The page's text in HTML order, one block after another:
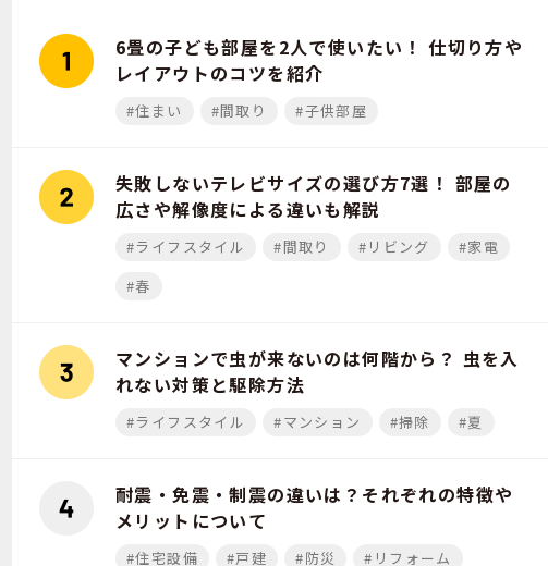
6畳の子ども部屋を2人で使いたい！ 仕切り方や
レイアウトのコツを紹介
#住まい #間取り #子供部屋
失敗しないテレビサイズの選び方7選！ 部屋の
広さや解像度による違いも解説
#ライフスタイル #間取り #リビング
#家電
#春
マンションで虫が来ないのは何階から？ 虫を入
れない対策と駆除方法
#ライフスタイル #マンション #掃除 #夏
耐震・免震・制震の違いは？それぞれの特徴や
メリットについて
#住宅設備 #戸建 #防災 #リフォーム